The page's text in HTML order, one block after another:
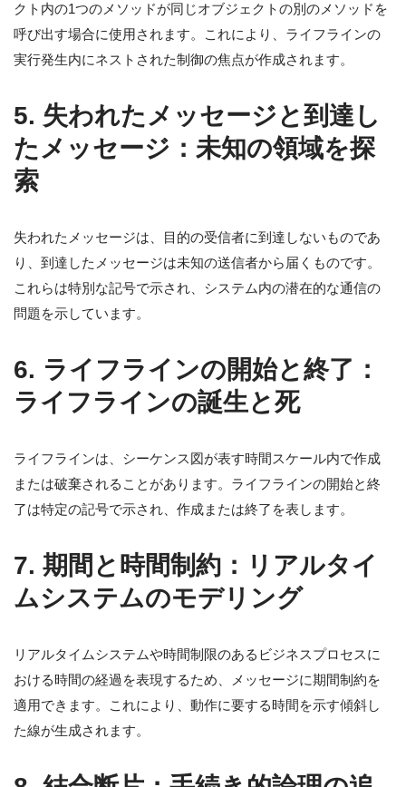
クト内の1つのメソッドが同じオブジェクトの別のメソッドを
呼び出す場合に使用されます。これにより、ライフラインの
実行発生内にネストされた制御の焦点が作成されます。
5. 失われたメッセージと到達し
たメッセージ：未知の領域を探
索
失われたメッセージは、目的の受信者に到達しないものであ
り、到達したメッセージは未知の送信者から届くものです。
これらは特別な記号で示され、システム内の潜在的な通信の
問題を示しています。
6. ライフラインの開始と終了：
ライフラインの誕生と死
ライフラインは、シーケンス図が表す時間スケール内で作成
または破棄されることがあります。ライフラインの開始と終
了は特定の記号で示され、作成または終了を表します。
7. 期間と時間制約：リアルタイ
ムシステムのモデリング
リアルタイムシステムや時間制限のあるビジネスプロセスに
おける時間の経過を表現するため、メッセージに期間制約を
適用できます。これにより、動作に要する時間を示す傾斜し
た線が生成されます。